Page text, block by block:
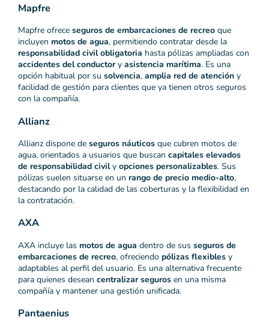
Mapfre
Mapfre ofrece seguros de embarcaciones de recreo que
incluyen motos de agua, permitiendo contratar desde la
responsabilidad civil obligatoria hasta pólizas ampliadas con
accidentes del conductory asistencia marítima. Es una
opción habitual por su solvencia, amplia red de atención y
facilidad de gestión para clientes que ya tienen otros seguros
con la compañía.
Allianz
Allianz dispone de seguros náuticos que cubren motos de
agua, orientados a usuarios que buscan capitales elevados
de responsabilidad civily opciones personalizables. Sus
pólizas suelen situarse en un rango de precio medio-alto,
destacando por la calidad de las coberturas y la flexibilidad en
la contratación.
AXA
AXA incluye las motos de agua dentro de sus seguros de
embarcaciones de recreo, ofreciendo pólizas flexibles y
adaptables al perfil del usuario. Es una alternativa frecuente
para quienes desean centralizar seguros en una misma
compañía y mantener una gestión unificada.
Pantaenius